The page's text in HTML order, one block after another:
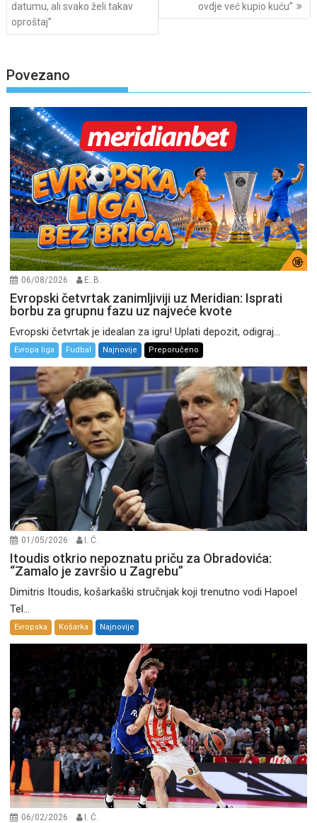
datumu, ali svako želi takav
oproštaj”
ovdje već kupio kuću”
Povezano
06/08/2026 E. B.
Evropski četvrtak zanimljiviji uz Meridian: Isprati
borbu za grupnu fazu uz najveće kvote
Evropski četvrtak je idealan za igru! Uplati depozit, odigraj...
Evropa liga Fudbal Najnovije Preporučeno
01/05/2026 I. Ć.
Itoudis otkrio nepoznatu priču za Obradovića:
“Zamalo je završio u Zagrebu”
Dimitris Itoudis, košarkaški stručnjak koji trenutno vodi Hapoel
Tel...
Evropska Košarka Najnovije
06/02/2026 I. Ć.